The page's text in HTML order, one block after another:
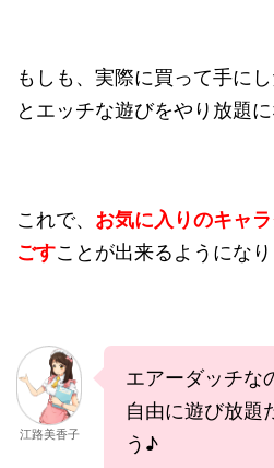
もしも、実際に買って手に
とエッチな遊びをやり放題に
これで、 お気に入りのキャ
ごすことが出来るようになり
江路美香子
エアーダッチな
自由に遊び放題
う♪